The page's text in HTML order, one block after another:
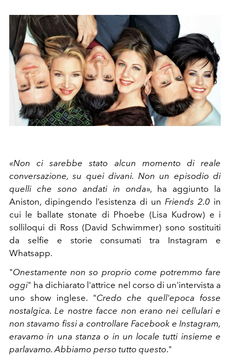
«Non ci sarebbe stato alcun momento di reale
conversazione, su quei divani. Non un episodio di
quelli che sono andati in onda», ha aggiunto la
Aniston, dipingendo l’esistenza di un Friends 2.0 in
cui le ballate stonate di Phoebe (Lisa Kudrow) e i
solliloqui di Ross (David Schwimmer) sono sostituiti
da selfie e storie consumati tra Instagram e
Whatsapp.
"Onestamente non so proprio come potremmo fare
oggi" ha dichiarato l'attrice nel corso di un'intervista a
uno show inglese. "Credo che quell'epoca fosse
nostalgica. Le nostre facce non erano nei cellulari e
non stavamo fissi a controllare Facebook e Instagram,
eravamo in una stanza o in un locale tutti insieme e
parlavamo. Abbiamo perso tutto questo."